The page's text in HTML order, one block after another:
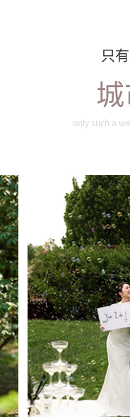
只
only such a